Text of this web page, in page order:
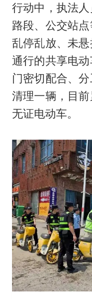
行动中，执法
路段、公交站
乱停乱放、未
通行的共享电
门密切配合、分
清理一辆，目
无证电动车。